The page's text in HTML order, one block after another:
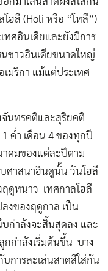
ฮลี (Holi หรือ “โหลี”)
ศอินเดียและยังมีการ
ชาวอินเดียขนาดใหญ่
มริกา แม้แต่ประเทศ
นทรคติและสุริยคติ
ค่ำ เดือน 4 ของทุกปี
คมของแต่ละปีตาม
าสนาฮินดูนั้น วันโฮลี
ดูหนาว เทศกาลโฮลี
งของฤดูกาล เป็น
กำลังจะสิ้นสุดลง และ
กกำลังเริ่มต้นขึ้น บาง
บการละเล่นสาดสีใส่กัน